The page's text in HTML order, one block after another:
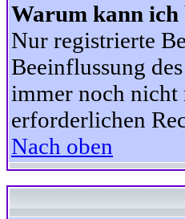
Warum kann ich
Nur registrierte
Beeinflussung
immer noch
erforderlichen
Nach oben